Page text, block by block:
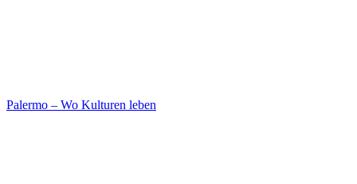
Palermo – Wo Kulturen leben